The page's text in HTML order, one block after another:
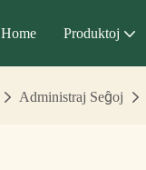
Home Produktoj
Administraj Seĝoj